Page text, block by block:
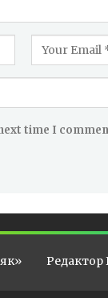
time I
Редактор